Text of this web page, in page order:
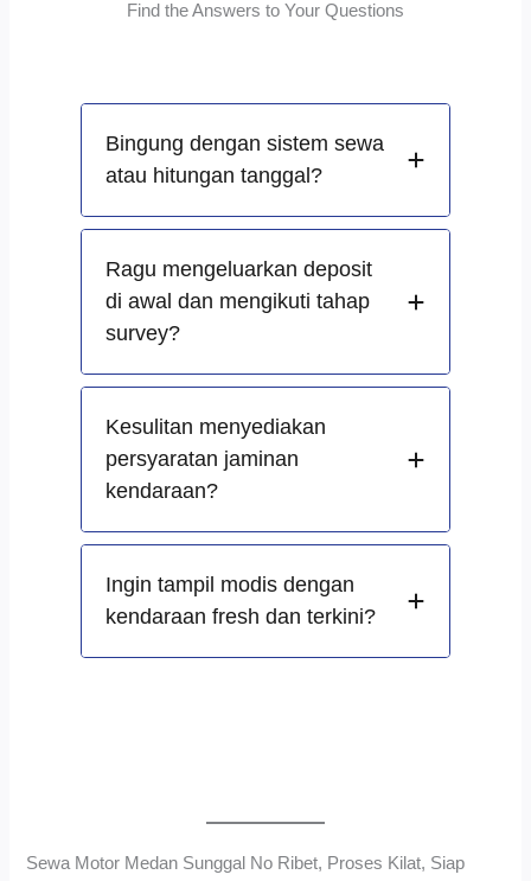
Find the Answers to Your Questions
Bingung dengan sistem sewa
atau hitungan tanggal?
Ragu mengeluarkan deposit
di awal dan mengikuti tahap
survey?
Kesulitan menyediakan
persyaratan jaminan
kendaraan?
Ingin tampil modis dengan
kendaraan fresh dan terkini?
Sewa Motor Medan Sunggal No Ribet, Proses Kilat, Siap